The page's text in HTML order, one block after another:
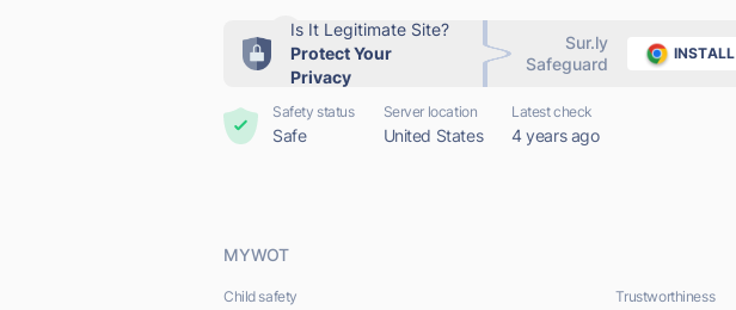
Is It Legitimate Site?
Protect Your
Privacy
Sur.ly
Safeguard
INSTALL
Safety status
Safe
Server location
United States
Latest check
4 years ago
MYWOT
Child safety Trustworthiness